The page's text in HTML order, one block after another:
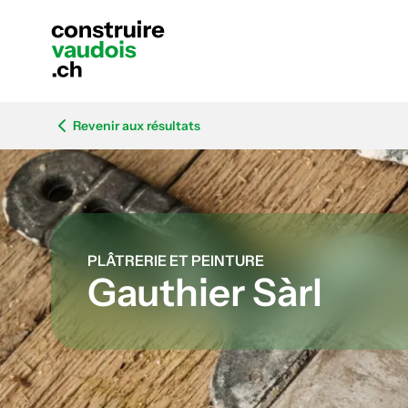
Revenir aux résultats
PLÂTRERIE ET PEINTURE
Gauthier Sàrl